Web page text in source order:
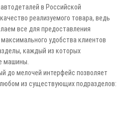
в Российской
реализуемого товара, ведь
все для предоставления
удобства клиентов
каждый из которых
машины.
до мелочей интерфейс позволяет
из существующих подразделов: